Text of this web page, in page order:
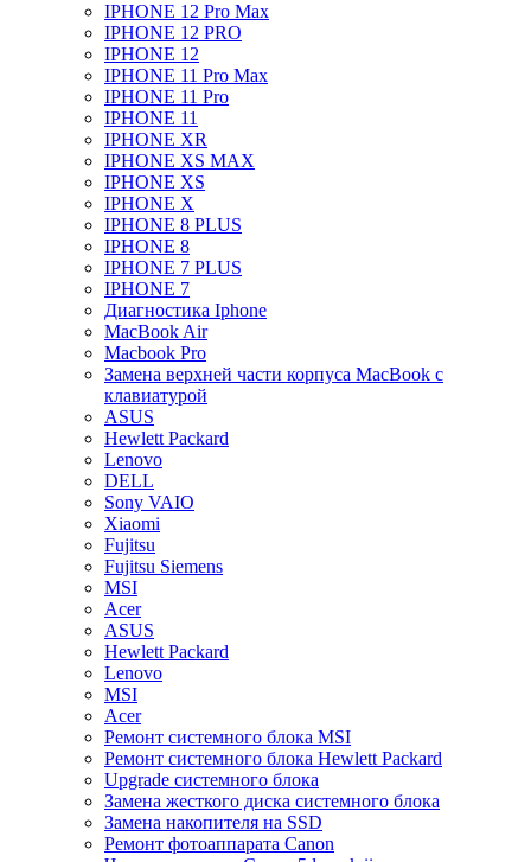
IPHONE 12 Pro Max
IPHONE 12 PRO
IPHONE 12
IPHONE 11 Pro Max
IPHONE 11 Pro
IPHONE 11
IPHONE XR
IPHONE XS MAX
IPHONE XS
IPHONE X
IPHONE 8 PLUS
IPHONE 8
IPHONE 7 PLUS
IPHONE 7
Диагностика Iphone
MacBook Air
Macbook Pro
Замена верхней части корпуса MacBook с
клавиатурой
ASUS
Hewlett Packard
Lenovo
DELL
Sony VAIO
Xiaomi
Fujitsu
Fujitsu Siemens
MSI
Acer
ASUS
Hewlett Packard
Lenovo
MSI
Acer
Ремонт системного блока MSI
Ремонт системного блока Hewlett Packard
Upgrade системного блока
Замена жесткого диска системного блока
Замена накопителя на SSD
Ремонт фотоаппарата Canon